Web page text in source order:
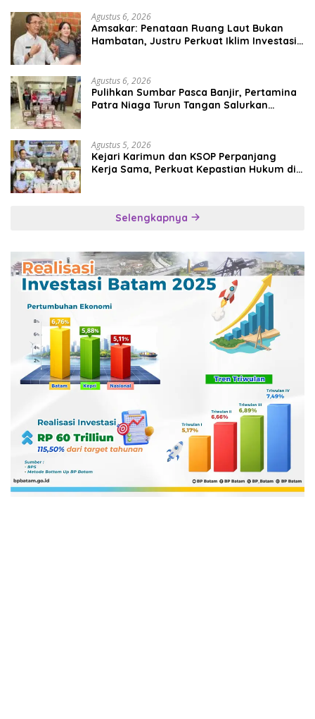
Agustus 6, 2026
Amsakar: Penataan Ruang Laut Bukan
Hambatan, Justru Perkuat Iklim Investasi
Agustus 6, 2026
Pulihkan Sumbar Pasca Banjir, Pertamina
Patra Niaga Turun Tangan Salurkan
Agustus 5, 2026
Kejari Karimun dan KSOP Perpanjang
Kerja Sama, Perkuat Kepastian Hukum di
Selengkapnya